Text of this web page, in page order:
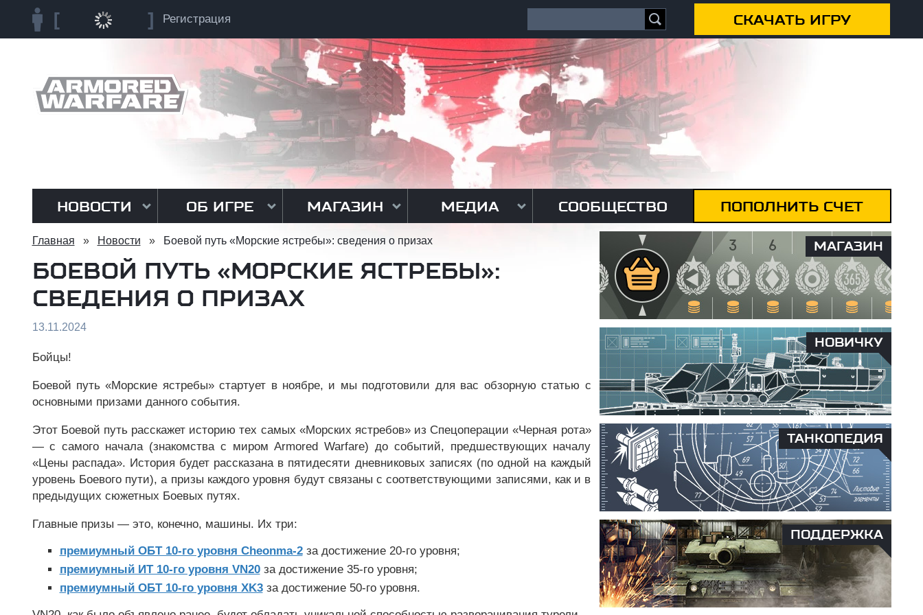
Регистрация СКАЧАТЬ ИГРУ
НОВОСТИ ОБ ИГРЕ МАГАЗИН МЕДИА СООБЩЕСТВО ПОПОЛНИТЬ СЧЕТ
Главная » Новости » Боевой путь «Морские ястребы»: сведения о призах
БОЕВОЙ ПУТЬ «МОРСКИЕ ЯСТРЕБЫ»:
СВЕДЕНИЯ О ПРИЗАХ
13.11.2024
Бойцы!
Боевой путь «Морские ястребы» стартует в ноябре, и мы подготовили для вас обзорную статью с
основными призами данного события.
Этот Боевой путь расскажет историю тех самых «Морских ястребов» из Спецоперации «Черная рота»
— с самого начала (знакомства с миром Armored Warfare) до событий, предшествующих началу
«Цены распада». История будет рассказана в пятидесяти дневниковых записях (по одной на каждый
уровень Боевого пути), а призы каждого уровня будут связаны с соответствующими записями, как и в
предыдущих сюжетных Боевых путях.
Главные призы — это, конечно, машины. Их три:
премиумный ОБТ 10-го уровня Cheonma-2за достижение 20-го уровня;
премиумный ИТ 10-го уровня VN20за достижение 35-го уровня;
премиумный ОБТ 10-го уровня XK3за достижение 50-го уровня.
МАГАЗИН
НОВИЧКУ
ТАНКОПЕДИЯ
ПОДДЕРЖКА